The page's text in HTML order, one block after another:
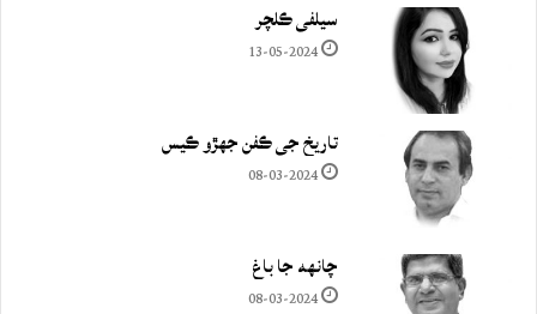
سيلفي ڪلچر
13-05-2024
تاريخ جي ڪفن جھڙو ڪيس
08-03-2024
چانهه جا باغ
08-03-2024